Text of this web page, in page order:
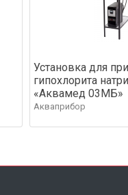
Установка для
гипохлорита
«Аквамед 03МБ»
Акваприбор